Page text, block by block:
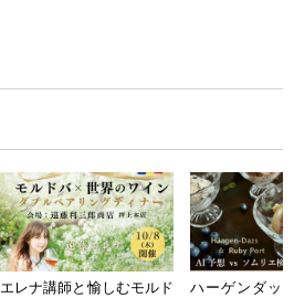
エレナ講師と愉しむモルド
ハーゲンダッ